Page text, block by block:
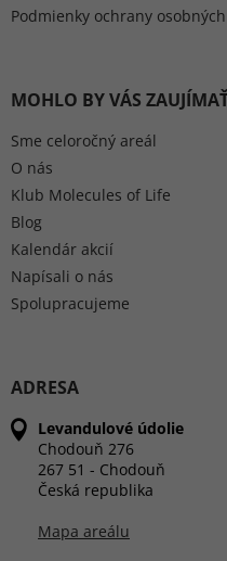
Podmienky ochrany
MOHLO BY VÁS
Sme celoročný areál
O nás
Klub Molecules of Life
Blog
Kalendár akcií
Napísali o nás
Spolupracujeme
ADRESA
Levandulové údolie
Chodouň 276
267 51 - Chodouň
Česká republika
Mapa areálu